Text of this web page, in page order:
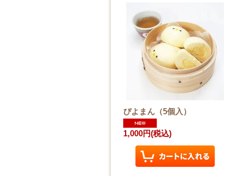
ぴよまん（5個入）
1,000円(税込)